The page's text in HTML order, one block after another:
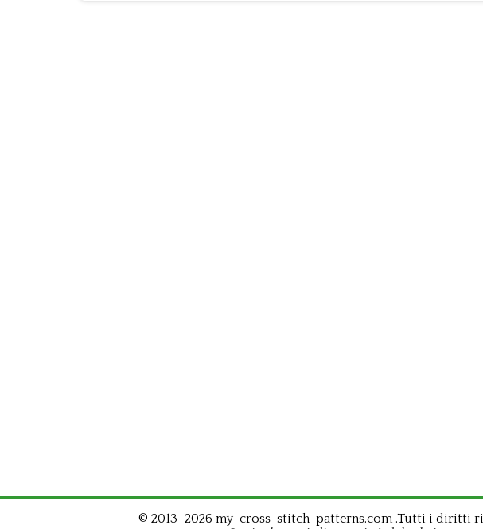
© 2013–2026 my-cross-stitch-patterns.com .Tutti i diritti